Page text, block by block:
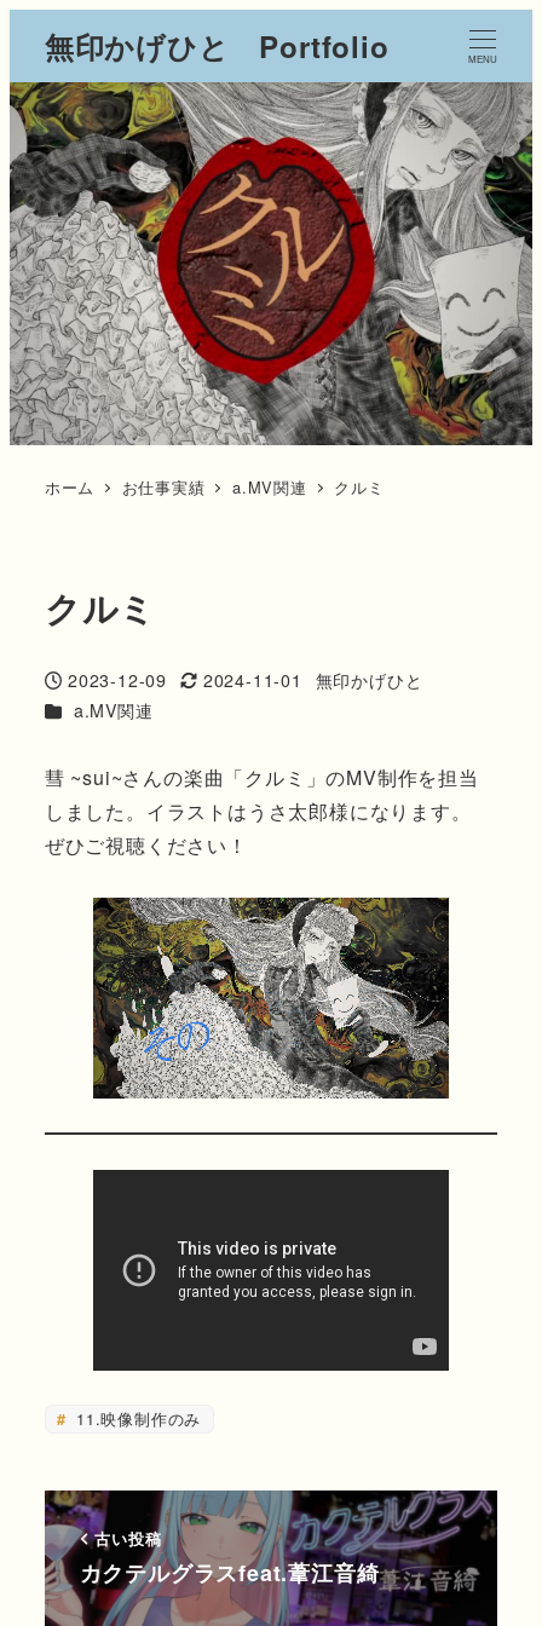
無印かげひと Portfolio MENU
ホーム お仕事実績 a.MV関連 クルミ
クルミ
投稿日
2023-12-09
更新日
2024-11-01
著
無印かげひと
カテゴリー
a.MV関連
彗 ~sui~さんの楽曲「クルミ」のMV制作を担当
しました。イラストはうさ太郎様になります。
ぜひご視聴ください！
11.映像制作のみ
古い投稿
カクテルグラスfeat.葦江音綺